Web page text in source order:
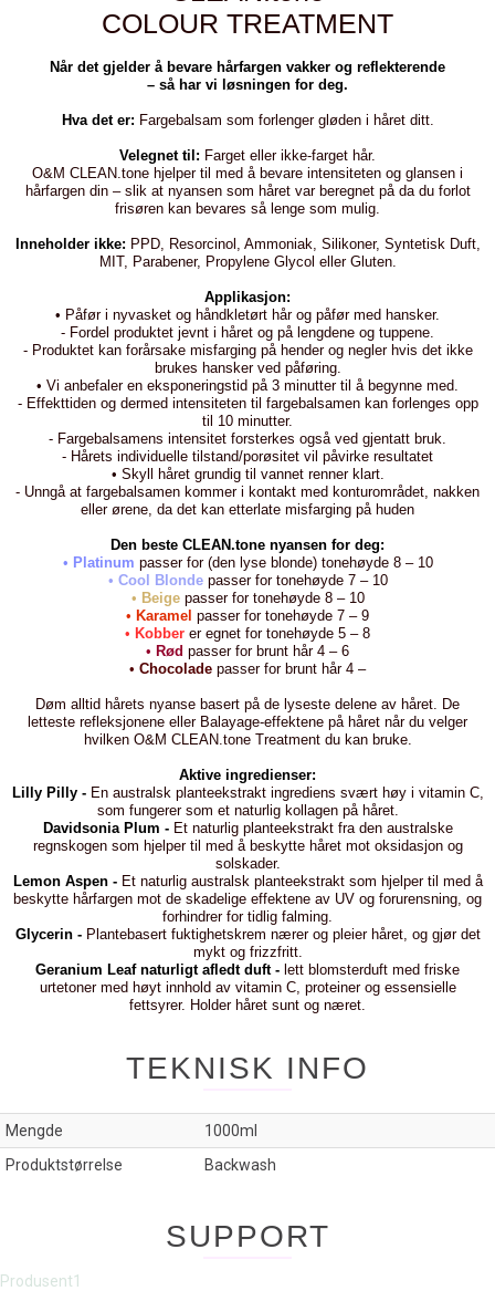
COLOUR TREATMENT
Når det gjelder å bevare hårfargen vakker og reflekterende
– så har vi løsningen for deg.
Hva det er: Fargebalsam som forlenger gløden i håret ditt.
Velegnet til: Farget eller ikke-farget hår.
O&M CLEAN.tone hjelper til med å bevare intensiteten og glansen i
hårfargen din – slik at nyansen som håret var beregnet på da du forlot
frisøren kan bevares så lenge som mulig.
Inneholder ikke: PPD, Resorcinol, Ammoniak, Silikoner, Syntetisk Duft,
MIT, Parabener, Propylene Glycol eller Gluten.
Applikasjon:
• Påfør i nyvasket og håndkletørt hår og påfør med hansker.
- Fordel produktet jevnt i håret og på lengdene og tuppene.
- Produktet kan forårsake misfarging på hender og negler hvis det ikke
brukes hansker ved påføring.
• Vi anbefaler en eksponeringstid på 3 minutter til å begynne med.
- Effekttiden og dermed intensiteten til fargebalsamen kan forlenges opp
til 10 minutter.
- Fargebalsamens intensitet forsterkes også ved gjentatt bruk.
- Hårets individuelle tilstand/porøsitet vil påvirke resultatet
• Skyll håret grundig til vannet renner klart.
- Unngå at fargebalsamen kommer i kontakt med konturområdet, nakken
eller ørene, da det kan etterlate misfarging på huden
Den beste CLEAN.tone nyansen for deg:
• Platinum passer for (den lyse blonde) tonehøyde 8 – 10
• Cool Blonde passer for tonehøyde 7 – 10
• Beige passer for tonehøyde 8 – 10
• Karamel passer for tonehøyde 7 – 9
• Kobber er egnet for tonehøyde 5 – 8
• Rød passer for brunt hår 4 – 6
• Chocolade passer for brunt hår 4 –
Døm alltid hårets nyanse basert på de lyseste delene av håret. De
letteste refleksjonene eller Balayage-effektene på håret når du velger
hvilken O&M CLEAN.tone Treatment du kan bruke.
Aktive ingredienser:
Lilly Pilly - En australsk planteekstrakt ingrediens svært høy i vitamin C,
som fungerer som et naturlig kollagen på håret.
Davidsonia Plum - Et naturlig planteekstrakt fra den australske
regnskogen som hjelper til med å beskytte håret mot oksidasjon og
solskader.
Lemon Aspen - Et naturlig australsk planteekstrakt som hjelper til med å
beskytte hårfargen mot de skadelige effektene av UV og forurensning, og
forhindrer for tidlig falming.
Glycerin - Plantebasert fuktighetskrem nærer og pleier håret, og gjør det
mykt og frizzfritt.
Geranium Leaf naturligt afledt duft - lett blomsterduft med friske
urtetoner med høyt innhold av vitamin C, proteiner og essensielle
fettsyrer. Holder håret sunt og næret.
TEKNISK INFO
Mengde
1000ml
Produktstørrelse
Backwash
SUPPORT
Produsent1